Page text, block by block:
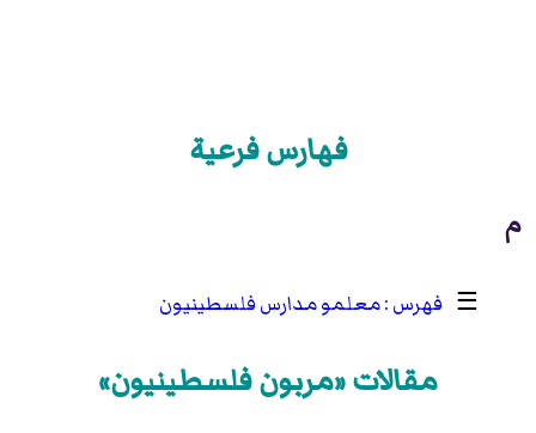
فهارس فرعية
م
☰ معلمو مدارس فلسطينيون
مقالات «مربون فلسطينيون»